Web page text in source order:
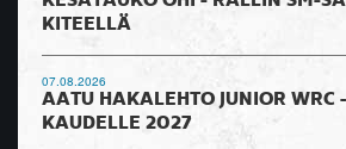
KITEELLÄ
07.08.2026
AATU HAKALEHTO JUNIOR WRC
KAUDELLE 2027